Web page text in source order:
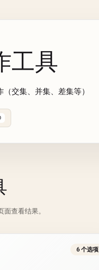
工具
交集、并集、差集等）
查看结果。
6 个选项